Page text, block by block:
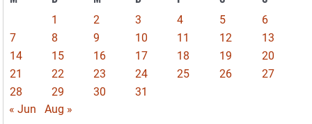
1 2 3 4 5
6
7
8 9 10 11 12
13
14
15 16 17 18 19
20
21
22 23 24 25 26
27
28
29 30
31
« Jun
Aug »